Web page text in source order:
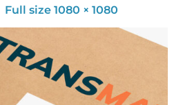
Full size 1080 × 1080